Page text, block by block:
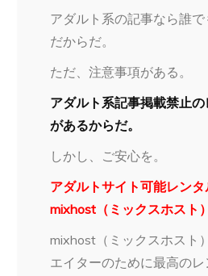
アダルト系の記事なら誰
だからだ。
ただ、注意事項がある。
アダルト系記事掲載禁止
があるからだ。
しかし、ご安心を。
アダルトサイト可能レン
mixhost（ミックスホスト
mixhost（ミックスホスト
エイターのために最高の